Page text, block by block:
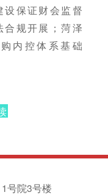
设保证财会监督
规开展；菏泽
内控体系基础
号院3号楼